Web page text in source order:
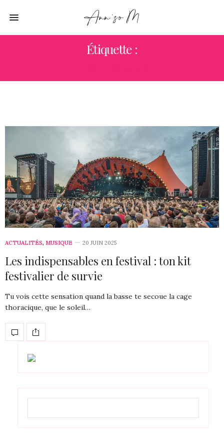
Étiquette :
ACTUALITÉS, MUSIQUE 20 JUIN 2025
Les indispensables en festival : ton kit
festivalier de survie
Tu vois cette sensation quand la basse te secoue la cage
thoracique, que le soleil…